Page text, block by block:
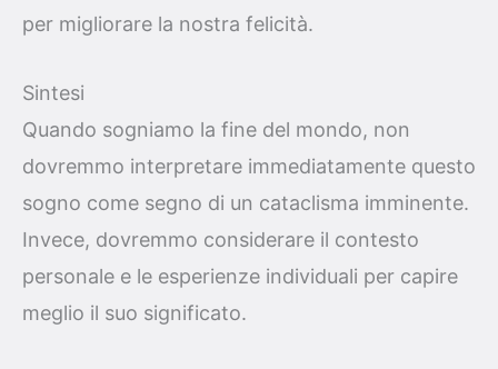
per migliorare la nostra felicità.
Sintesi
Quando sogniamo la fine del mondo, non
dovremmo interpretare immediatamente questo
sogno come segno di un cataclisma imminente.
Invece, dovremmo considerare il contesto
personale e le esperienze individuali per capire
meglio il suo significato.